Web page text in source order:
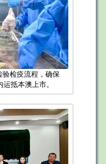
验检疫流程，确保
抵本澳上市。